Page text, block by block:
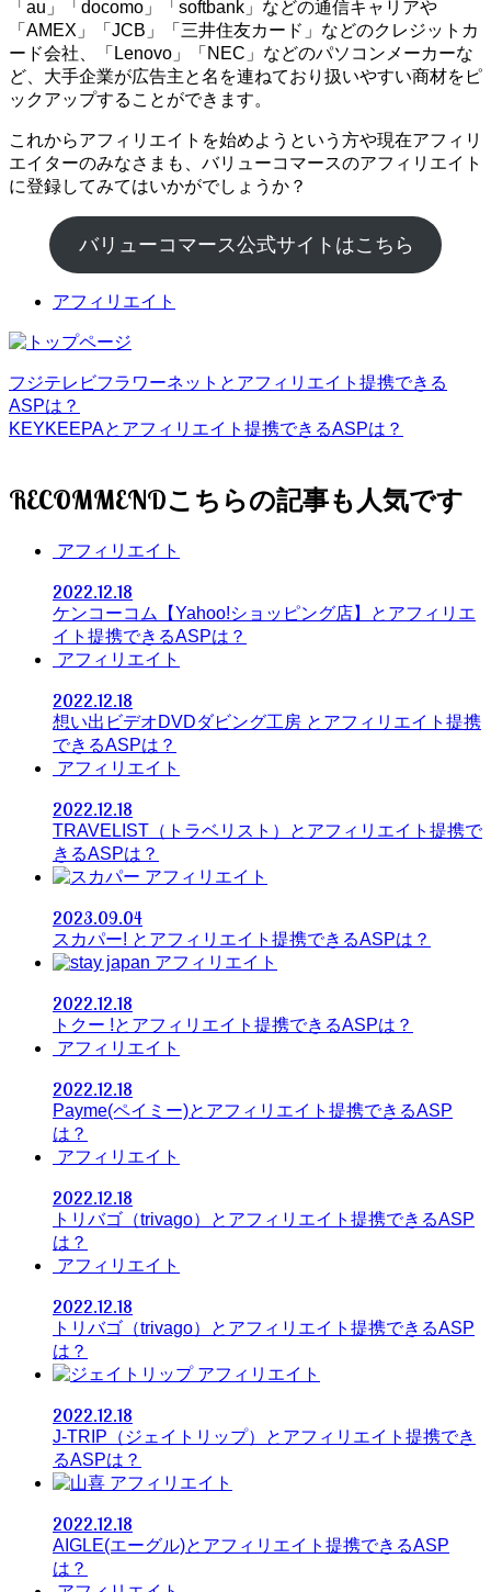
「au」「docomo」「softbank」などの通信キャリアや
「AMEX」「JCB」「三井住友カード」などのクレジットカ
ード会社、「Lenovo」「NEC」などのパソコンメーカーな
ど、大手企業が広告主と名を連ねており扱いやすい商材をピ
ックアップすることができます。
これからアフィリエイトを始めようという方や現在アフィリ
エイターのみなさまも、バリューコマースのアフィリエイト
に登録してみてはいかがでしょうか？
バリューコマース公式サイトはこちら
アフィリエイト
フジテレビフラワーネットとアフィリエイト提携できる
ASPは？
KEYKEEPAとアフィリエイト提携できるASPは？
RECOMMEND
アフィリエイト
2022.12.18
ケンコーコム【Yahoo!ショッピング店】とアフィリエ
イト提携できるASPは？
アフィリエイト
2022.12.18
想い出ビデオDVDダビング工房 とアフィリエイト提携
できるASPは？
アフィリエイト
2022.12.18
TRAVELIST（トラベリスト）とアフィリエイト提携で
きるASPは？
アフィリエイト
2023.09.04
スカパー! とアフィリエイト提携できるASPは？
アフィリエイト
2022.12.18
トクー !とアフィリエイト提携できるASPは？
アフィリエイト
2022.12.18
Payme(ペイミー)とアフィリエイト提携できるASP
は？
アフィリエイト
2022.12.18
トリバゴ（trivago）とアフィリエイト提携できるASP
は？
アフィリエイト
2022.12.18
トリバゴ（trivago）とアフィリエイト提携できるASP
は？
アフィリエイト
2022.12.18
J-TRIP（ジェイトリップ）とアフィリエイト提携でき
るASPは？
アフィリエイト
2022.12.18
AIGLE(エーグル)とアフィリエイト提携できるASP
は？